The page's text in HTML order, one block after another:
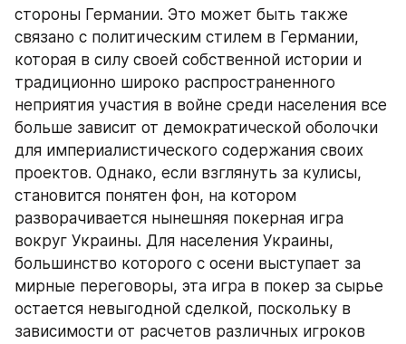
стороны Германии. Это может быть также
связано с политическим стилем в Германии,
которая в силу своей собственной истории и
традиционно широко распространенного
неприятия участия в войне среди населения все
больше зависит от демократической оболочки
для империалистического содержания своих
проектов. Однако, если взглянуть за кулисы,
становится понятен фон, на котором
разворачивается нынешняя покерная игра
вокруг Украины. Для населения Украины,
большинство которого с осени выступает за
мирные переговоры, эта игра в покер за сырье
остается невыгодной сделкой, поскольку в
зависимости от расчетов различных игроков